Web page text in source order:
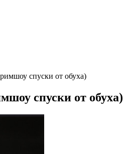
спуски от обуха)
спуски от обуха)